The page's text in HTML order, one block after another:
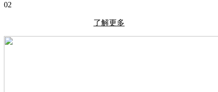
02
了解更多